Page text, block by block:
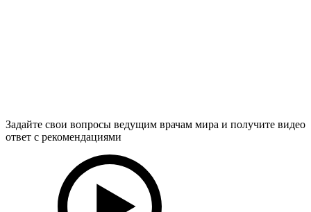
Задайте свои вопросы ведущим врачам мира и получите видео
ответ с рекомендациями